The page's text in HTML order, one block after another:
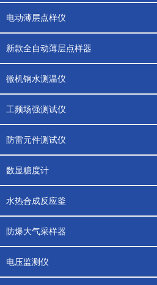
电动薄层点样仪
新款全自动薄层点样器
微机钢水测温仪
工频场强测试仪
防雷元件测试仪
数显糖度计
水热合成反应釜
防爆大气采样器
电压监测仪